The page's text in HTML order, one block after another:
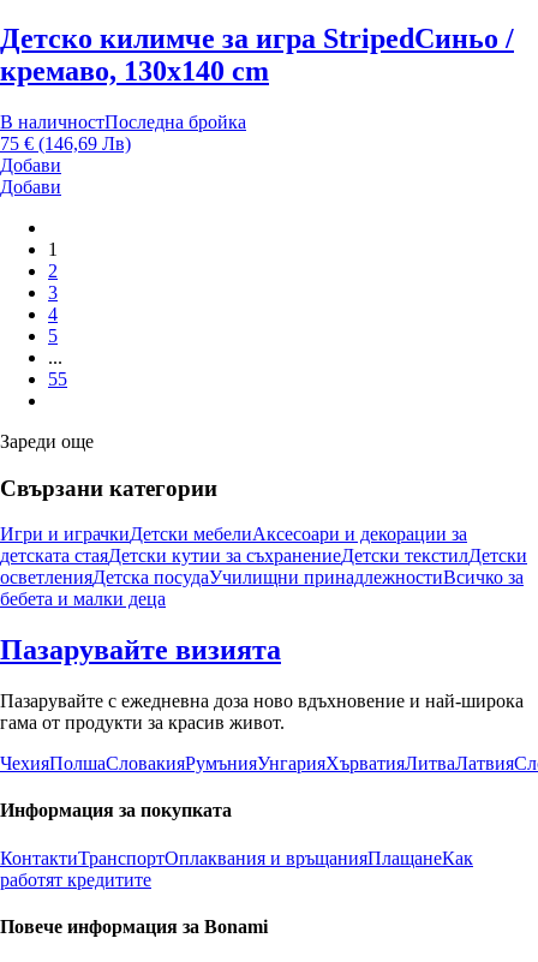
Детско килимче за игра StripedСиньо /
кремаво, 130x140 cm
В наличностПоследна бройка
75 € (146,69 Лв)
Добави
Добави
1
2
3
4
5
...
55
Зареди още
Свързани категории
Игри и играчкиДетски мебелиАксесоари и декорации за
детската стаяДетски кутии за съхранениеДетски текстилДетски
осветленияДетска посудаУчилищни принадлежностиВсичко за
бебета и малки деца
Пазарувайте визията
Пазарувайте с ежедневна доза ново вдъхновение и най-широка
гама от продукти за красив живот.
ЧехияПолшаСловакияРумънияУнгарияХърватияЛитваЛатвия
Информация за покупката
КонтактиТранспортОплаквания и връщанияПлащанеКак
работят кредитите
Повече информация за Bonami